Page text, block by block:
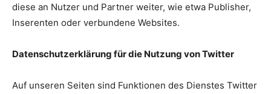
diese an Nutzer und Partner weiter, wie etwa Publisher,
Inserenten oder verbundene Websites.
Datenschutzerklärung für die Nutzung von Twitter
Auf unseren Seiten sind Funktionen des Dienstes Twitter